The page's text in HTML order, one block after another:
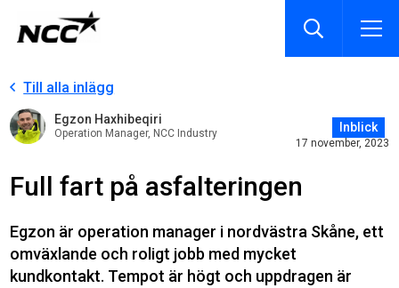
Till alla inlägg
Egzon Haxhibeqiri
Operation Manager, NCC Industry Inblick
17 november, 2023
Full fart på asfalteringen
Egzon är operation manager i nordvästra Skåne, ett
omväxlande och roligt jobb med mycket
kundkontakt. Tempot är högt och uppdragen är